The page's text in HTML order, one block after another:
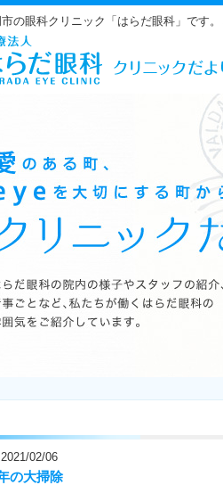
の眼科クリニック「はらだ眼科」です
2021/02/06
の大掃除